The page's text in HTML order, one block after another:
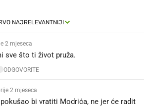
2 mjeseca
sve što ti život pruža.
ODGOVORITE
2 mjeseca
pokušao bi vratiti Modrića, ne jer će radit